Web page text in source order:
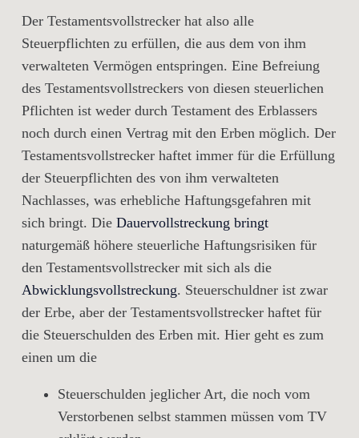
Der Testamentsvollstrecker hat also alle
Steuerpflichten zu erfüllen, die aus dem von ihm
verwalteten Vermögen entspringen. Eine Befreiung
des Testamentsvollstreckers von diesen steuerlichen
Pflichten ist weder durch Testament des Erblassers
noch durch einen Vertrag mit den Erben möglich. Der
Testamentsvollstrecker haftet immer für die Erfüllung
der Steuerpflichten des von ihm verwalteten
Nachlasses, was erhebliche Haftungsgefahren mit
sich bringt. Die Dauervollstreckung bringt
naturgemäß höhere steuerliche Haftungsrisiken für
den Testamentsvollstrecker mit sich als die
Abwicklungsvollstreckung. Steuerschuldner ist zwar
der Erbe, aber der Testamentsvollstrecker haftet für
die Steuerschulden des Erben mit. Hier geht es zum
einen um die
Steuerschulden jeglicher Art, die noch vom
Verstorbenen selbst stammen müssen vom TV